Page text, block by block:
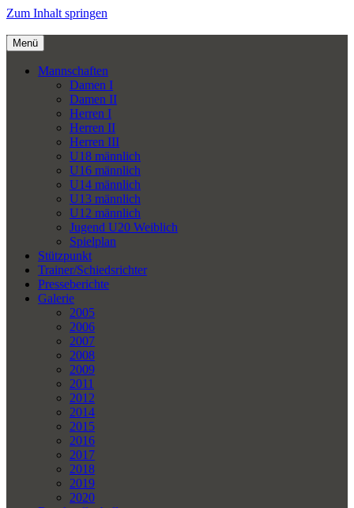
Zum Inhalt springen
Menü
Mannschaften
Damen I
Damen II
Herren I
Herren II
Herren III
U18 männlich
U16 männlich
U14 männlich
U13 männlich
U12 männlich
Jugend U20 Weiblich
Spielplan
Stützpunkt
Trainer/Schiedsrichter
Presseberichte
Galerie
2005
2006
2007
2008
2009
2011
2012
2014
2015
2016
2017
2018
2019
2020